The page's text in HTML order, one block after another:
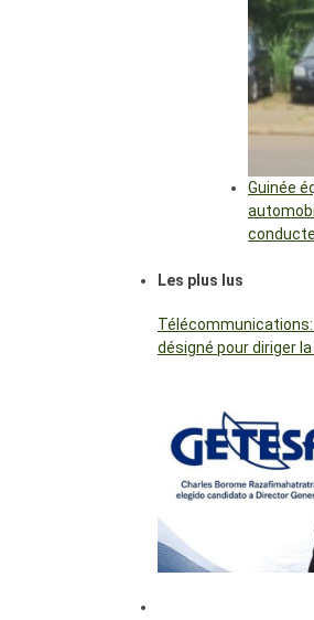
Guinée
Les plus lus
désigné pour diriger la